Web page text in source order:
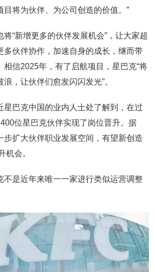
目将为伙伴、为公司创造的价值。”
“新增更多的伙伴发展机会”，让大家超
多伙伴协作，加速自身的成长，继而带
相信2025年，有了启航项目，星巴克“将
，让伙伴们愈发闪闪发光”。
星巴克中国的业内人士处了解到，在过
位星巴克伙伴实现了岗位晋升。据
步扩大伙伴职业发展空间，有望新创造
机会。
不是近年来唯一一家进行类似运营调整